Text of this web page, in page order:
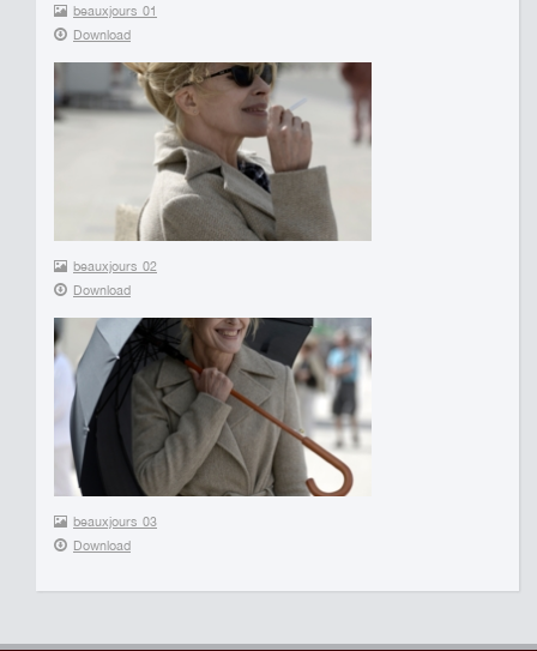
beauxjours_01
Download
beauxjours_02
Download
beauxjours_03
Download